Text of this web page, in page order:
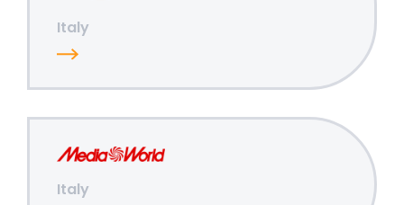
Italy
Italy